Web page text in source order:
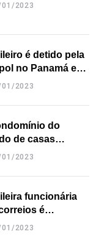
2023
é detido pela
no Panamá e
pegar prisão
01/2023
do
de casas
em 3D é
2023
funcionária
é
a facadas
01/2023